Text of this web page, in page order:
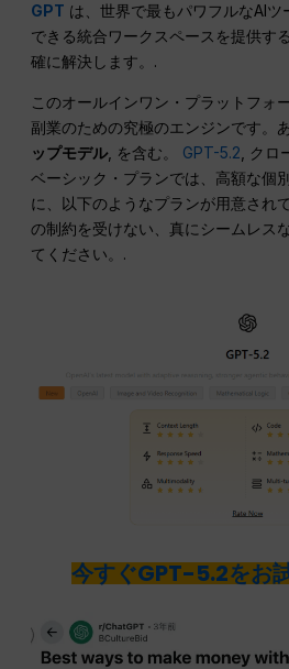
GPT は、世界で最もパワフルなAIツ
できる統合ワークスペースを提供す
確に解決します。.
このオールインワン・プラットフォ
副業のための究極のエンジンです。
ップモデル, を含む。 GPT-5.2, クロ
ベーシック・プランでは、高額な個
に、以下のようなプランが用意され
の制約を受けない、真にシームレス
てください。.
今すぐGPT-5.2をお